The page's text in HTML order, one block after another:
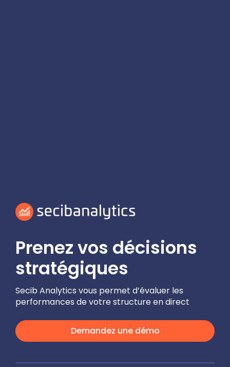
Prenez vos décisions
stratégiques
Secib Analytics vous permet d’évaluer les
performances de votre structure en direct
Demandez une démo